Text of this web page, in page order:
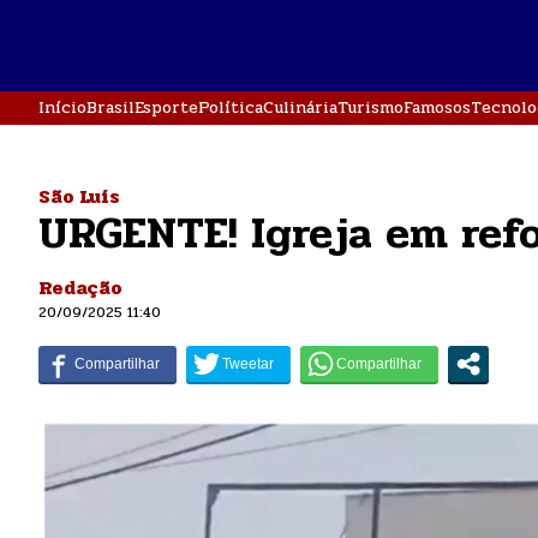
InícioBrasilEsportePolíticaCulináriaTurismoFamosos
São Luís
URGENTE! Igreja em
Redação
20/09/2025 11:40